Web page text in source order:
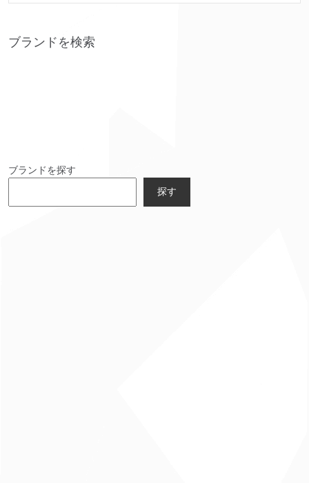
ブランドを検索
ブランドを探す
探す